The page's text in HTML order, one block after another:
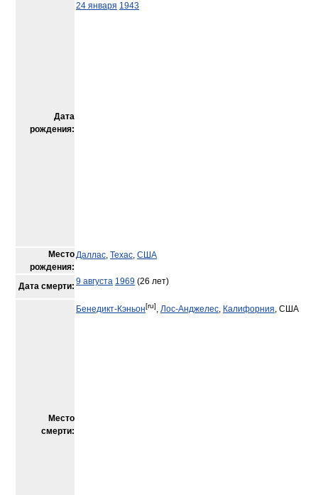
Дата
рождения:
24 января 1943
Место
рождения:
Даллас, Техас, США
Дата смерти: 9 августа 1969 (26 лет)
Место
смерти:
Бенедикт-Кэньон[ru], Лос-Анджелес, Калифорния, США